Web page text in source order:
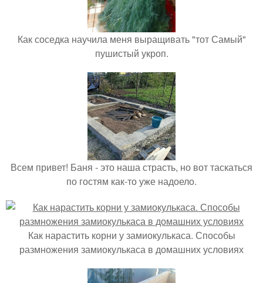
Как соседка научила меня выращивать "тот Самый"
пушистый укроп.
Всем привет! Баня - это наша страсть, но вот таскаться
по гостям как-то уже надоело.
Как нарастить корни у замиокулькаса. Способы
размножения замиокулькаса в домашних условиях